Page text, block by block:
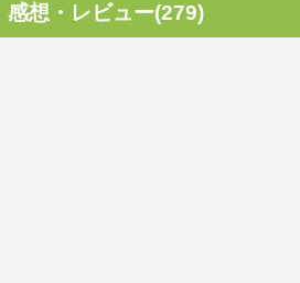
感想・レビュー(279)